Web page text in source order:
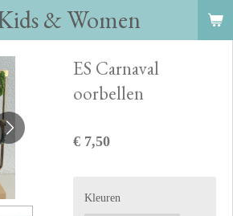
&Women
ES Carnaval
oorbellen
€ 7,50
Kleuren